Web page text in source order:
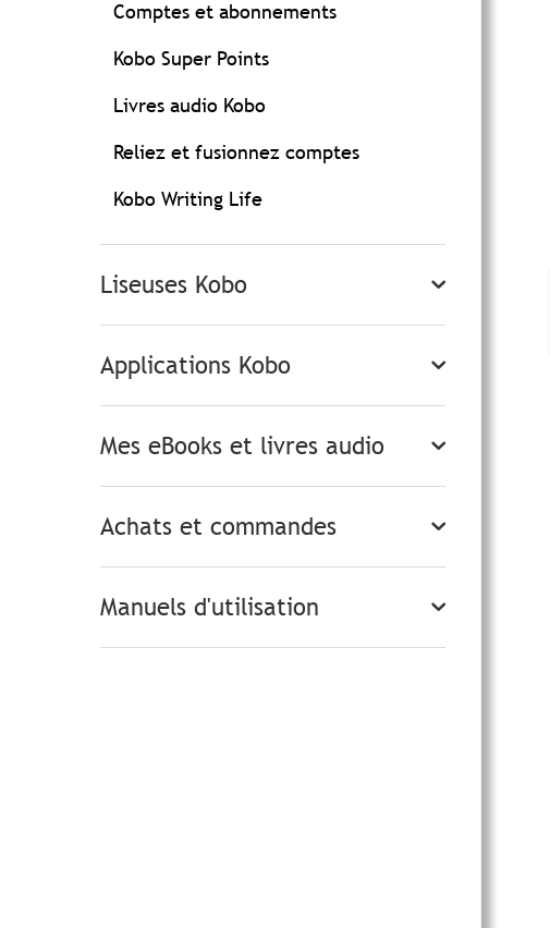
Comptes et abonnements
Kobo Super Points
Livres audio Kobo
Reliez et fusionnez comptes
Kobo Writing Life
Liseuses Kobo
Applications Kobo
Mes eBooks et livres audio
Achats et commandes
Manuels d'utilisation